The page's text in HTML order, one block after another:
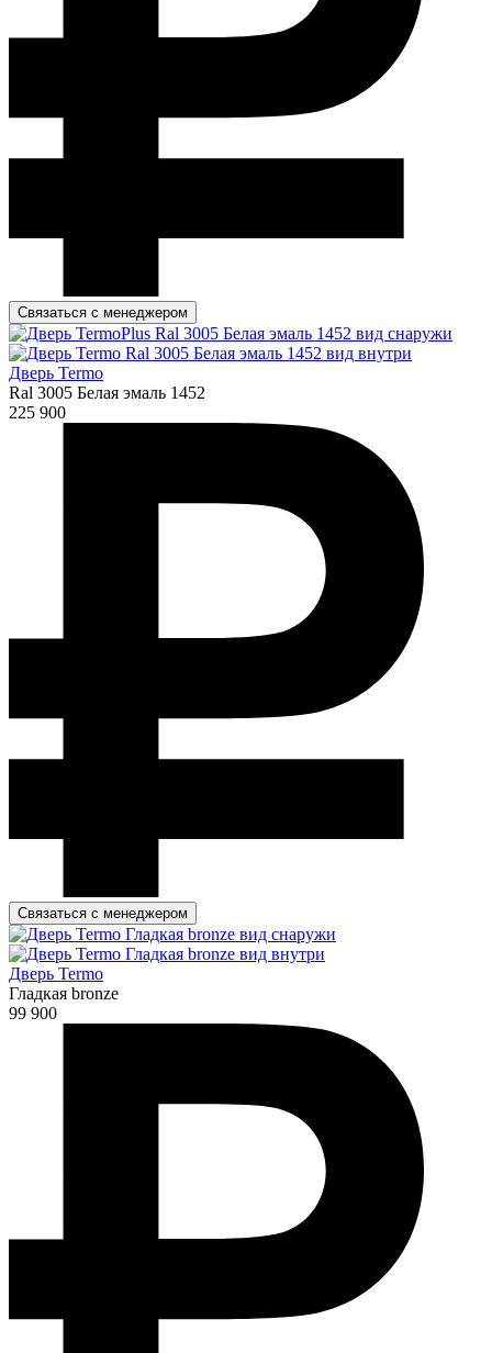
Связаться с менеджером
Дверь Termo
Ral 3005 Белая эмаль 1452
225 900
Связаться с менеджером
Дверь Termo
Гладкая bronze
99 900